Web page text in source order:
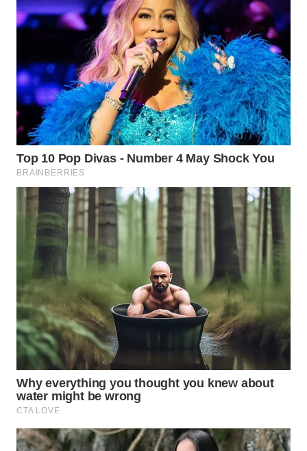
WN
WN
LABUANBAJO
WN
BORNEO
Media
WAHANA
NEWS
WAHANA
TANI
WAHANA
ADVOKAT
WAHANA
INFRASTRUKTUR
WAHANA